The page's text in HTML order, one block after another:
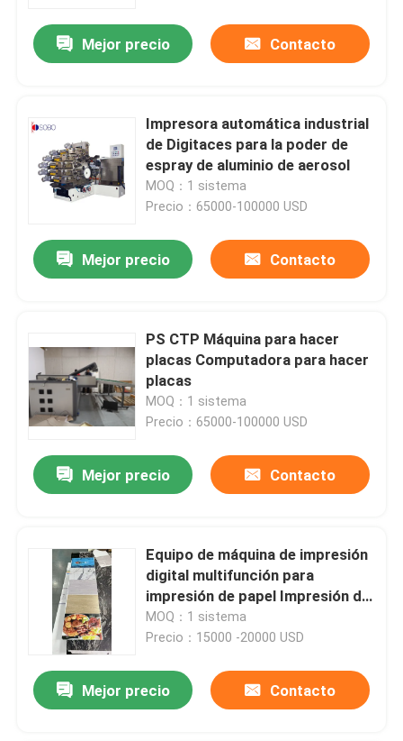
Mejor precio Contacto
Impresora automática industrial
de Digitaces para la poder de
espray de aluminio de aerosol
MOQ：1 sistema
Precio：65000-100000 USD
Mejor precio Contacto
PS CTP Máquina para hacer
placas Computadora para hacer
placas
MOQ：1 sistema
Precio：65000-100000 USD
Mejor precio Contacto
Equipo de máquina de impresión
digital multifunción para
impresión de papel Impresión de
placa de estaño
MOQ：1 sistema
Precio：15000 -20000 USD
Mejor precio Contacto